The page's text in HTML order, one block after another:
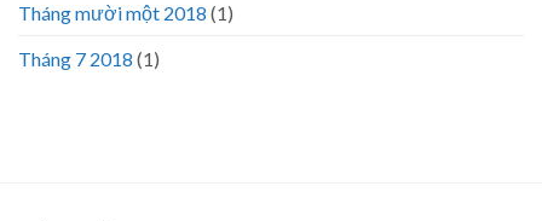
Tháng mười một 2018 (1)
Tháng 7 2018 (1)